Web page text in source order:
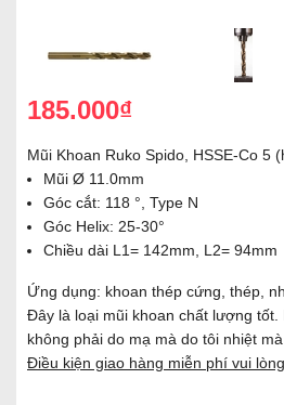
185.000₫
Mũi Khoan Ruko Spido, HSSE-Co 5
Mũi Ø 11.0mm
Góc cắt: 118 °, Type N
Góc Helix: 25-30°
Chiều dài L1= 142mm, L2= 94mm
Ứng dụng: khoan thép cứng, thép,
Đây là loại mũi khoan chất lượng tốt.
không phải do mạ mà do tôi nhiệt mà
Điều kiện giao hàng miễn phí vui